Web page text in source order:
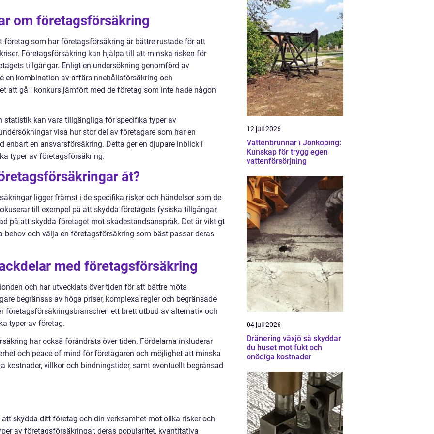
om företagsförsäkring
företag som har företagsförsäkring är bättre rustade för att
Företagsförsäkring kan hjälpa till att minska risken för
tillgångar. Enligt en undersökning genomförd av
en kombination av affärsinnehållsförsäkring och
att gå i konkurs jämfört med de företag som inte hade någon
statistik kan vara tillgängliga för specifika typer av
visa hur stor del av företagare som har en
en ansvarsförsäkring. Detta ger en djupare inblick i
typer av företagsförsäkring.
åt?
ligger främst i de specifika risker och händelser som de
till exempel på att skydda företagets fysiska tillgångar,
på att skydda företaget mot skadeståndsanspråk. Det är viktigt
och välja en företagsförsäkring som bäst passar deras
med företagsförsäkring
och har utvecklats över tiden för att bättre möta
begränsas av höga priser, komplexa regler och begränsade
företagsförsäkringsbranschen ett brett utbud av alternativ och
typer av företag.
har också förändrats över tiden. Fördelarna inkluderar
och peace of mind för företagaren och möjlighet att minska
kostnader, villkor och bindningstider, samt eventuellt begränsad
skydda ditt företag och din verksamhet mot olika risker och
av företagsförsäkringar, deras popularitet, kvantitativa
12 juli 2026
Vattenbrunnar i Jönköping:
Kunskap för trygg egen
vattenförsörjning
04 juli 2026
Dränering växjö så skyddar
du huset mot fukt och
onödiga kostnader